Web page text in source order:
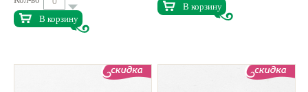
В корзину
В корзину